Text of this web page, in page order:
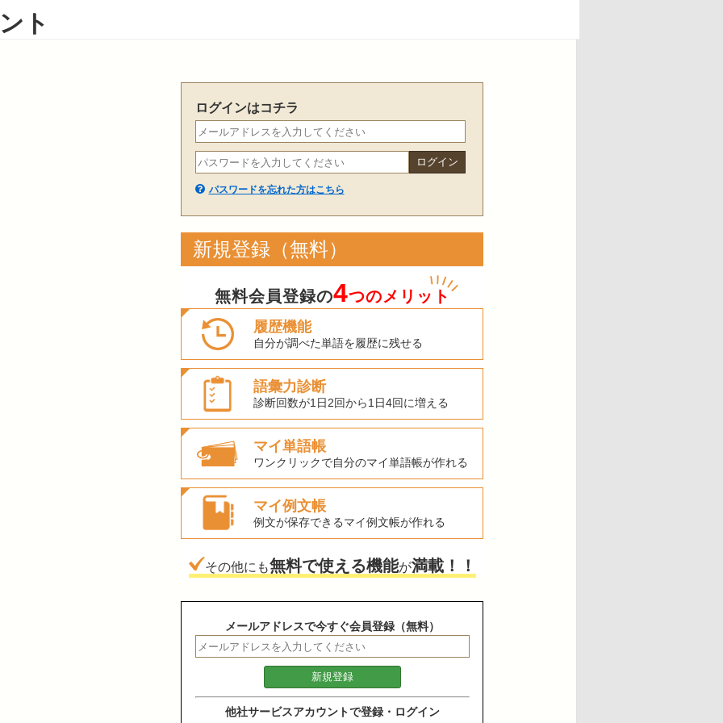
ト
ログインはコチラ
パスワードを忘れた方はこちら
新規登録（無料）
無料会員登録の4つのメリット
履歴機能
自分が調べた単語を履歴に残せる
語彙力診断
診断回数が1日2回から1日4回に増える
マイ単語帳
ワンクリックで自分のマイ単語帳が作れる
マイ例文帳
例文が保存できるマイ例文帳が作れる
その他にも無料で使える機能が満載！！
メールアドレスで今すぐ会員登録（無料）
他社サービスアカウントで登録・ログイン